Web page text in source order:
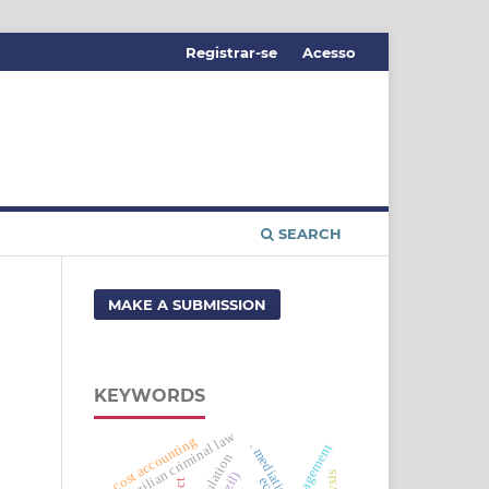
SEARCH
Registrar-se Acesso
MAKE A SUBMISSION
KEYWORDS
brazilian criminal law . mediation
cost accounting